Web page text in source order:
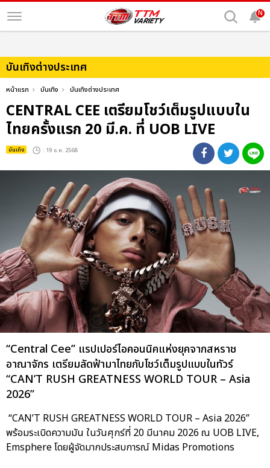
N
บันเทิงต่างประเทศ
หน้าแรก บันเทิง บันเทิงต่างประเทศ
CENTRAL CEE เตรียมโชว์เต็มรูปแบบใน
ไทยครั้งแรก 20 มี.ค. ที่ UOB LIVE
บันเทิง : 19 ธ.ค. 2568
“Central Cee” แรปเปอร์ไอคอนนิคแห่งยุคจากสหราช
อาณาจักร เตรียมลัดฟ้ามาไทยกับโชว์เต็มรูปแบบในทัวร์
“CAN’T RUSH GREATNESS WORLD TOUR – Asia
2026”
“CAN’T RUSH GREATNESS WORLD TOUR – Asia 2026”
พร้อมระเบิดความมัน ในวันศุกร์ที่ 20 มีนาคม 2026 ณ UOB LIVE,
Emsphere โดยผู้จัดมากประสบการณ์ Midas Promotions